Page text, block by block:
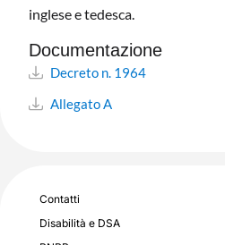
inglese e tedesca.
Documentazione
Decreto n. 1964
Allegato A
Contatti
Disabilità e DSA